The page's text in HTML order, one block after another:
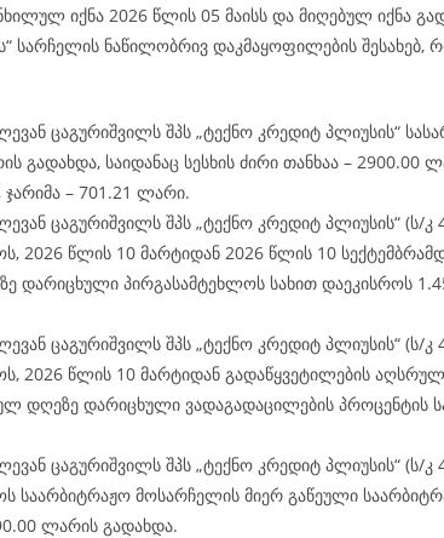
იქნა 2026 წლის 05 მაისს და მიღებულ იქნა
სარჩელის ნაწილობრივ დაკმაყოფილების შესახებ,
ცაგურიშვილს შპს „ტექნო კრედიტ პლიუსის“
გადახდა, საიდანაც სესხის ძირი თანხაა – 2900.00
– 701.21 ლარი.
ცაგურიშვილს შპს „ტექნო კრედიტ პლიუსის“ (ს/კ
2026 წლის 10 მარტიდან 2026 წლის 10
დარიცხული პირგასამტეხლოს სახით დაეკისროს
ცაგურიშვილს შპს „ტექნო კრედიტ პლიუსის“ (ს/კ
2026 წლის 10 მარტიდან გადაწყვეტილების
დღეზე დარიცხული ვადაგადაცილების პროცენტის
ცაგურიშვილს შპს „ტექნო კრედიტ პლიუსის“ (ს/კ
საარბიტრაჟო მოსარჩელის მიერ გაწეული
ლარის გადახდა.